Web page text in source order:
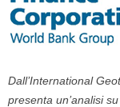
Dall’International
presenta un’analisi